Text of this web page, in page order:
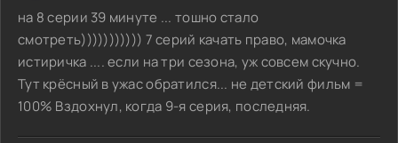
на 8 серии 39 минуте ... тошно стало
смотреть))))))))))) 7 серий качать право, мамочка
истиричка .... если на три сезона, уж совсем скучно.
Тут крёсный в ужас обратился... не детский фильм =
100% Вздохнул, когда 9-я серия, последняя.